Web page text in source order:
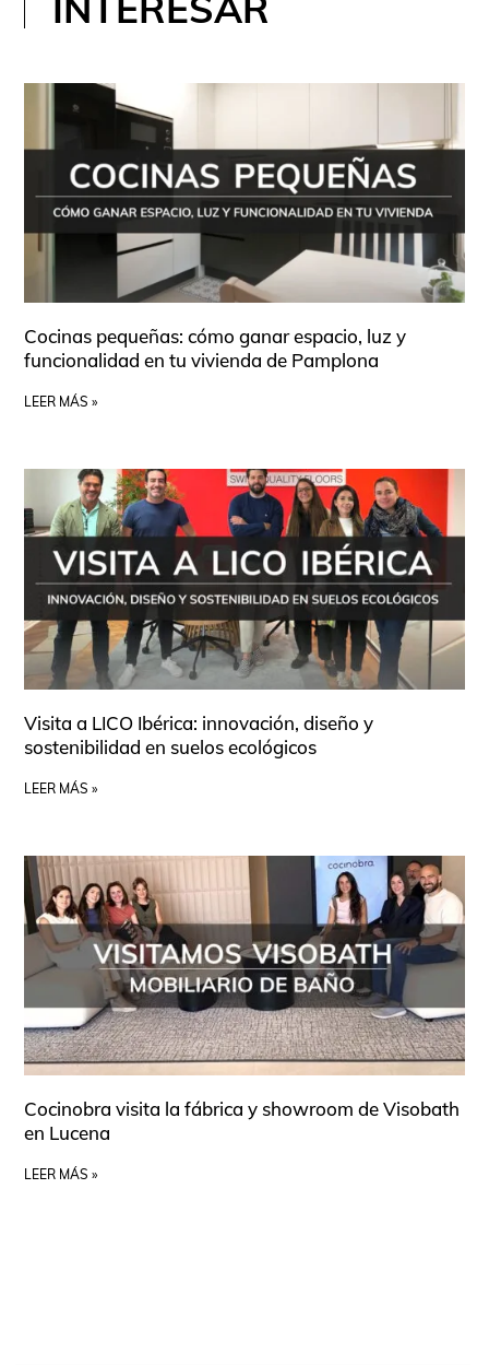
Cocinas pequeñas: cómo ganar espacio, luz y
funcionalidad en tu vivienda de Pamplona
LEER MÁS »
Visita a LICO Ibérica: innovación, diseño y
sostenibilidad en suelos ecológicos
LEER MÁS »
Cocinobra visita la fábrica y showroom de Visobath
en Lucena
LEER MÁS »